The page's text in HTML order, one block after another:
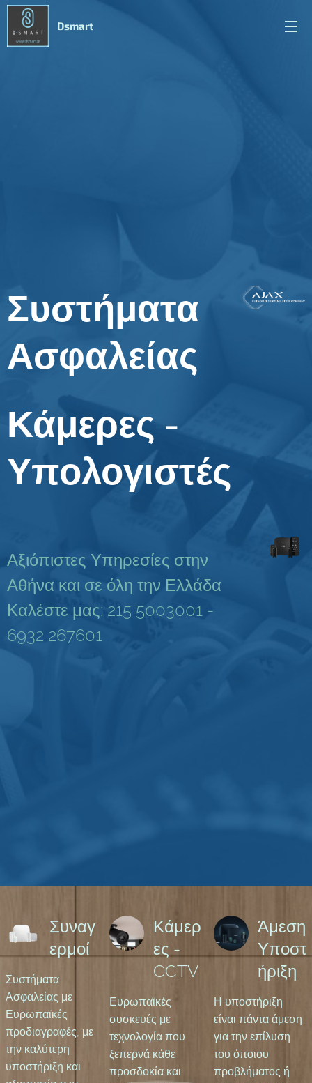
Dsmart
Συστήματα
Ασφαλείας
Κάμερες -
Υπολογιστές
Αξιόπιστες Υπηρεσίες στην
Αθήνα και σε όλη την Ελλάδα
Καλέστε μας: 215 5003001 -
6932 267601
Συναγ
ερμοί
Συστήματα
Ασφαλείας με
Ευρωπαϊκές
προδιαγραφές, με
την καλύτερη
υποστήριξη και
Κάμερ
ες -
CCTV
Ευρωπαϊκές
συσκευές με
τεχνολογία που
ξεπερνά κάθε
προσδοκία και
Άμεση
Υποστ
ήριξη
Η υποστήριξη
είναι πάντα άμεση
για την επίλυση
του όποιου
προβλήματος ή